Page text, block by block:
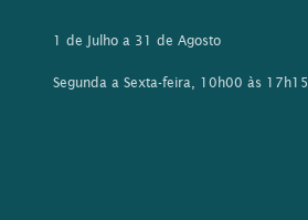
1 de Julho a 31 de Agosto
Segunda a Sexta-feira, 10h00 às 17h15